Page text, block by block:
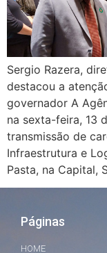
Sergio Razera,
destacou a
governador A
na sexta-feira, 13
transmissão de
Infraestrutura e
Pasta, na Capital,
Páginas
HOME